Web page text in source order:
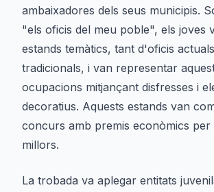
ambaixadores dels seus municipis.
"els oficis del meu poble", els joves
estands temàtics, tant d'oficis
tradicionals, i van representar
ocupacions mitjançant disfresses i
decoratius. Aquests estands van
concurs amb premis econòmics per
millors.
La trobada va aplegar entitats